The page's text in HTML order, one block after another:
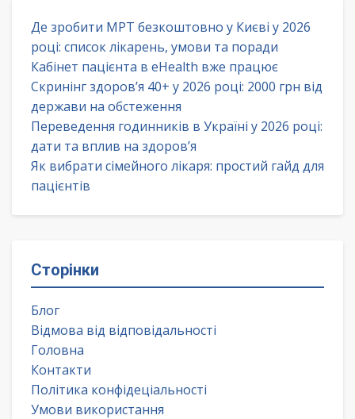
Де зробити МРТ безкоштовно у Києві у 2026
році: список лікарень, умови та поради
Кабінет пацієнта в eHealth вже працює
Скринінг здоров’я 40+ у 2026 році: 2000 грн від
держави на обстеження
Переведення годинників в Україні у 2026 році:
дати та вплив на здоров’я
Як вибрати сімейного лікаря: простий гайд для
пацієнтів
Сторінки
Блог
Відмова від відповідальності
Головна
Контакти
Політика конфідеціальності
Умови використання